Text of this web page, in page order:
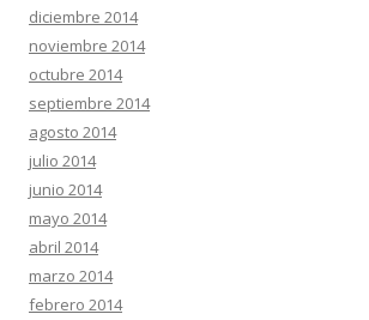
diciembre 2014
noviembre 2014
octubre 2014
septiembre 2014
agosto 2014
julio 2014
junio 2014
mayo 2014
abril 2014
marzo 2014
febrero 2014